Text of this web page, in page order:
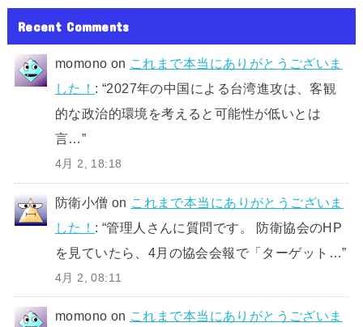
Recent Comments
momono on これまで本当にありがとうございま
した！ : “2027年の中国による台湾進攻は、客観
的な政治的環境を考えると可能性が低いとは
言…”
4月 2, 18:18
防衛小僧 on これまで本当にありがとうございま
した！ : “管理人さんに質問です。 防衛協会のHP
を見ていたら、4月の協会会報で「ターゲット…”
4月 2, 08:11
momono on これまで本当にありがとうございま